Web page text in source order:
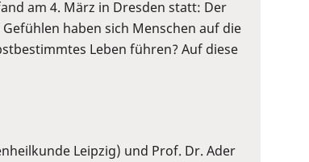
am 4. März in Dresden statt: Der
haben sich Menschen auf die
Leben führen? Auf diese
Leipzig) und Prof. Dr. Ader